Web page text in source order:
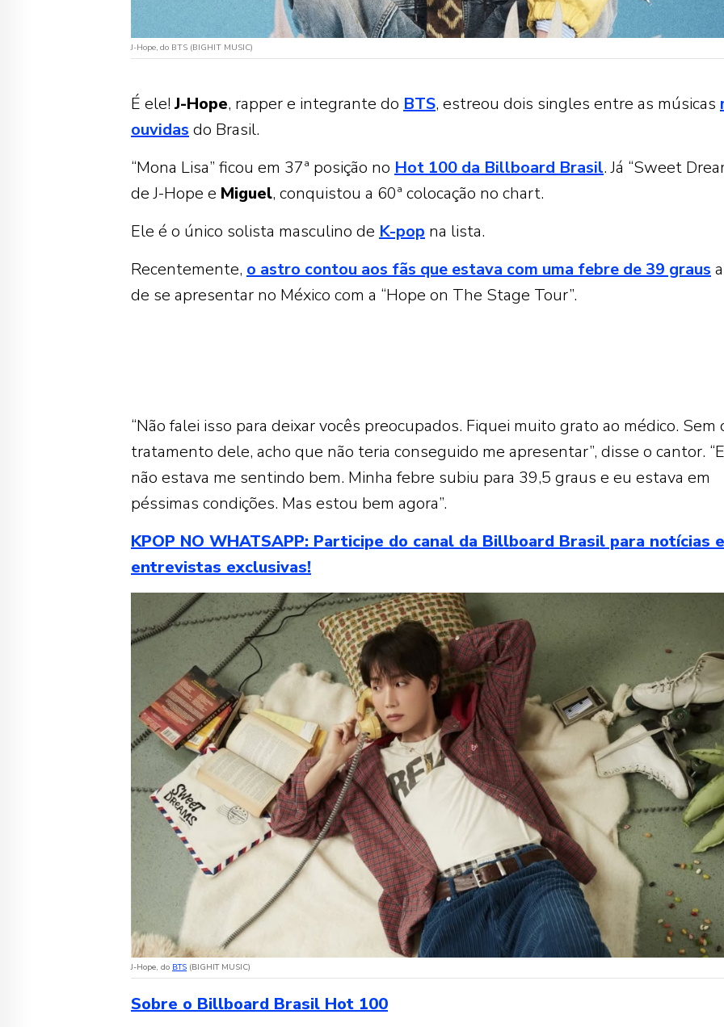
J-Hope, do BTS (BIGHIT MUSIC)
É ele! J-Hope, rapper e integrante do BTS, estreou dois singles entre as músicas
ouvidas do Brasil.
“Mona Lisa” ficou em 37ª posição no Hot 100 da Billboard Brasil. Já “Sweet
de J-Hope e Miguel, conquistou a 60ª colocação no chart.
Ele é o único solista masculino de K-pop na lista.
Recentemente, o astro contou aos fãs que estava com uma febre de 39 graus
de se apresentar no México com a “Hope on The Stage Tour”.
“Não falei isso para deixar vocês preocupados. Fiquei muito grato ao médico. Sem
tratamento dele, acho que não teria conseguido me apresentar”, disse o cantor.
não estava me sentindo bem. Minha febre subiu para 39,5 graus e eu estava em
péssimas condições. Mas estou bem agora”.
KPOP NO WHATSAPP: Participe do canal da Billboard Brasil para notícias e
entrevistas exclusivas!
J-Hope, do BTS (BIGHIT MUSIC)
Sobre o Billboard Brasil Hot 100